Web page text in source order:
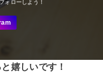
嬉しいです！